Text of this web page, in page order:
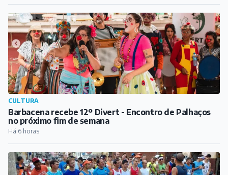
Há 6 horas
ESPORTE
Inscrições abertas para o Desafio dos Morros em Dores
de Campos
Há 7 horas